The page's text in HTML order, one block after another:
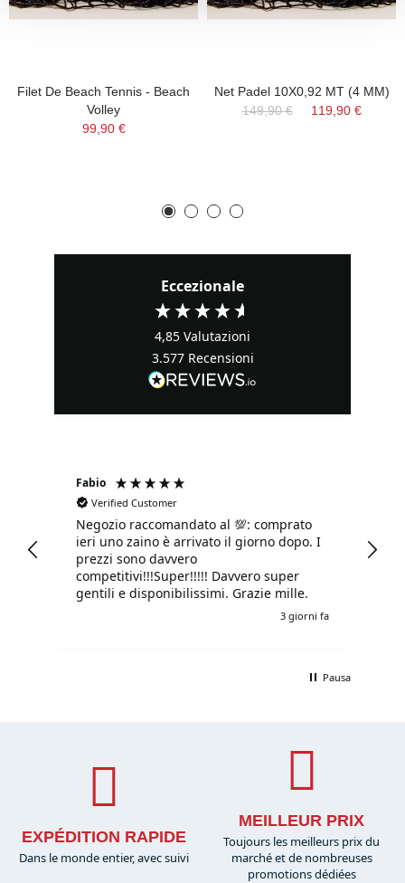
Filet De Beach Tennis - Beach
Volley
99,90 €
Net Padel 10X0,92 MT (4 MM)
149,90 €
119,90 €
Eccezionale
4,85 Valutazioni
3.577 Recensioni
Fabio
Verified Customer
Negozio raccomandato al 💯: comprato
ieri uno zaino è arrivato il giorno dopo. I
prezzi sono davvero
competitivi!!!Super!!!!! Davvero super
gentili e disponibilissimi. Grazie mille.
3 giorni fa
Pausa
EXPÉDITION RAPIDE
Dans le monde entier, avec suivi
MEILLEUR PRIX
Toujours les meilleurs prix du
marché et de nombreuses
promotions dédiées